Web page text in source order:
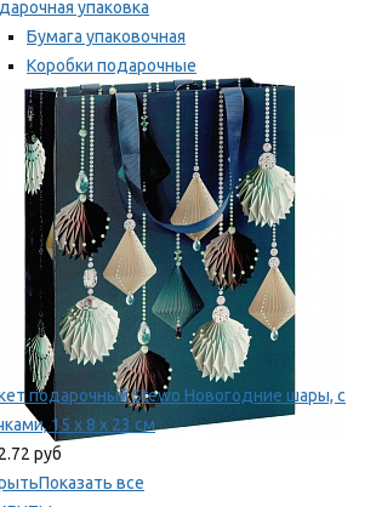
упаковка
Бумага упаковочная
Коробки подарочные
Ленты, бобины
рекомендуем
подарочный Stewo Новогодние шары, с
15 х 8 х 23 см
руб
Показать все